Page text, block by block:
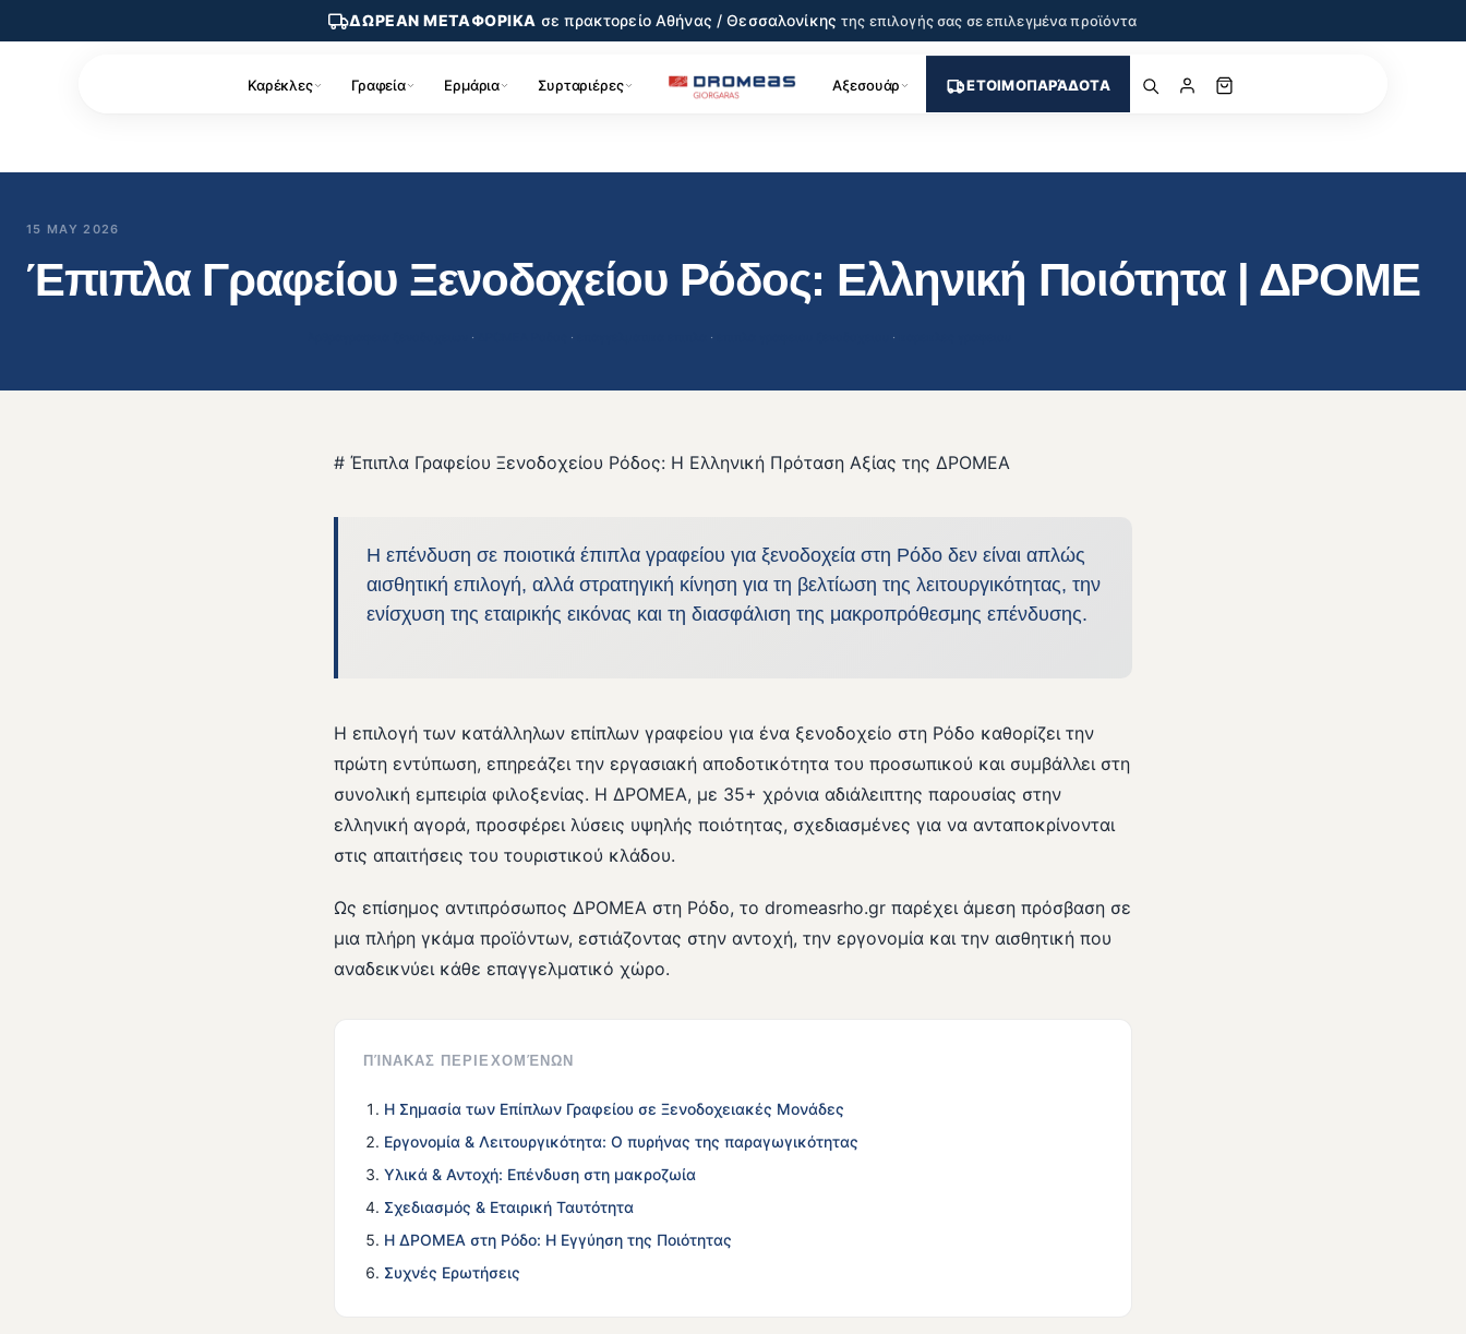
ΔΩΡΕΑΝ ΜΕΤΑΦΟΡΙΚΑ σε πρακτορείοΑθήνας / Θεσσαλονίκηςτης επιλογής σας σε επιλεγμένα προϊόντα
Καρέκλες Γραφεία Ερμάρια Συρταριέρες Αξεσουάρ ΕΤΟΙΜΟΠΑΡΆΔΟΤΑ
15 MAY 2026
Έπιπλα Γραφείου Ξενοδοχείου Ρόδος: Ελληνική Ποιότητα | ΔΡΟΜΕ
· · · ·
# Έπιπλα Γραφείου Ξενοδοχείου Ρόδος: Η Ελληνική Πρόταση Αξίας της ΔΡΟΜΕΑ
Η επένδυση σε ποιοτικά έπιπλα γραφείου για ξενοδοχεία στη Ρόδο δεν είναι απλώς
αισθητική επιλογή, αλλά στρατηγική κίνηση για τη βελτίωση της λειτουργικότητας, την
ενίσχυση της εταιρικής εικόνας και τη διασφάλιση της μακροπρόθεσμης επένδυσης.
Η επιλογή των κατάλληλων επίπλων γραφείου για ένα ξενοδοχείο στη Ρόδο καθορίζει την
πρώτη εντύπωση, επηρεάζει την εργασιακή αποδοτικότητα του προσωπικού και συμβάλλει στη
συνολική εμπειρία φιλοξενίας. Η ΔΡΟΜΕΑ, με 35+ χρόνια αδιάλειπτης παρουσίας στην
ελληνική αγορά, προσφέρει λύσεις υψηλής ποιότητας, σχεδιασμένες για να ανταποκρίνονται
στις απαιτήσεις του τουριστικού κλάδου.
Ως επίσημος αντιπρόσωπος ΔΡΟΜΕΑ στη Ρόδο, το dromeasrho.gr παρέχει άμεση πρόσβαση σε
μια πλήρη γκάμα προϊόντων, εστιάζοντας στην αντοχή, την εργονομία και την αισθητική που
αναδεικνύει κάθε επαγγελματικό χώρο.
ΠΊΝΑΚΑΣ ΠΕΡΙΕΧΟΜΈΝΩΝ
Η Σημασία των Επίπλων Γραφείου σε Ξενοδοχειακές Μονάδες
Εργονομία & Λειτουργικότητα: Ο πυρήνας της παραγωγικότητας
Υλικά & Αντοχή: Επένδυση στη μακροζωία
Σχεδιασμός & Εταιρική Ταυτότητα
Η ΔΡΟΜΕΑ στη Ρόδο: Η Εγγύηση της Ποιότητας
Συχνές Ερωτήσεις